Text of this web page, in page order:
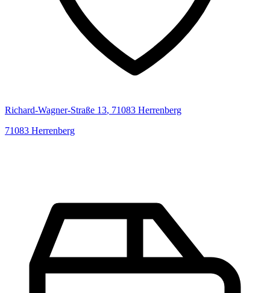
Richard-Wagner-Straße 13, 71083 Herrenberg
71083 Herrenberg